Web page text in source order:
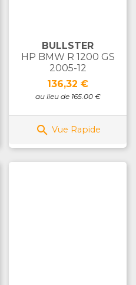
BULLSTER
HP BMW R 1200 GS
2005-12
Prix
136,32 €
au lieu de 165.00 €
 Vue Rapide